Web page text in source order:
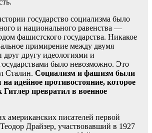
государство социализма было
и национального равенства —
фашистского государства. Никакое
примирение между двумя
другу идеологиями и
было невозможно. Это
Сталин. Социализм и фашизм были
идейное противостояние, которое
превратил в военное
американских писателей первой
Драйзер, участвовавший в 1927